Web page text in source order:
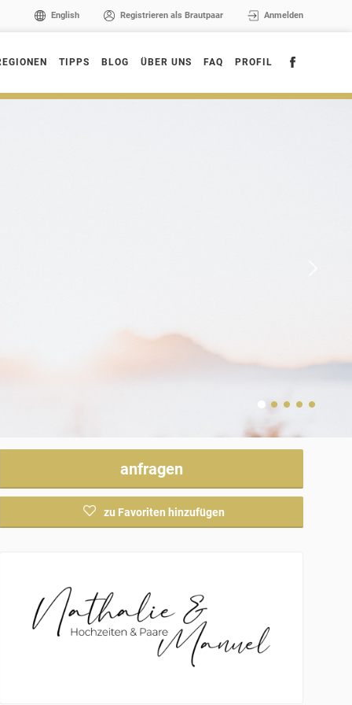
English Registrieren als Brautpaar Anmelden
TIPPS BLOG ÜBER UNS FAQ PROFIL
anfragen
zu Favoriten hinzufügen